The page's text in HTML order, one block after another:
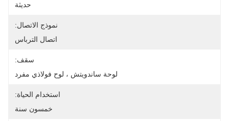
حديثة
نموذج الاتصال:
اتصال الترباس
سقف:
لوحة ساندويتش ، لوح فولاذي مفرد
استخدام الحياة:
خمسون سنة